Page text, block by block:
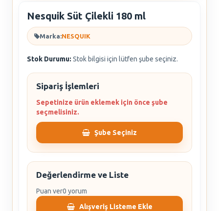
Nesquik Süt Çilekli 180 ml
Marka:NESQUIK
Stok Durumu: Stok bilgisi için lütfen şube seçiniz.
Sipariş İşlemleri
Sepetinize ürün eklemek için önce şube
seçmelisiniz.
Şube Seçiniz
Değerlendirme ve Liste
Puan ver0 yorum
Alışveriş Listeme Ekle